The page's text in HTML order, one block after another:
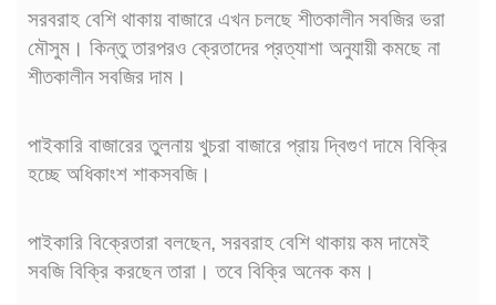
সরবরাহ বেশি থাকায় বাজারে এখন চলছে শীতকালীন সবজির ভরা
মৌসুম। কিন্তু তারপরও ক্রেতাদের প্রত্যাশা অনুযায়ী কমছে না
শীতকালীন সবজির দাম।
পাইকারি বাজারের তুলনায় খুচরা বাজারে প্রায় দ্বিগুণ দামে বিক্রি
হচ্ছে অধিকাংশ শাকসবজি।
পাইকারি বিক্রেতারা বলছেন, সরবরাহ বেশি থাকায় কম দামেই
সবজি বিক্রি করছেন তারা। তবে বিক্রি অনেক কম।